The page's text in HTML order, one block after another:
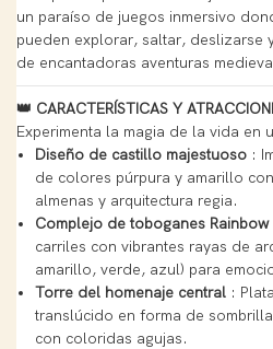
un paraíso de juegos inmersivo
pueden explorar, saltar, deslizarse
de encantadoras aventuras
👑 CARACTERÍSTICAS Y
Experimenta la magia de la vida en
Diseño de castillo majestuoso:
de colores púrpura y amarillo
almenas y arquitectura regia.
Complejo de toboganes Rainbow
carriles con vibrantes rayas de
amarillo, verde, azul) para
Torre del homenaje central:
translúcido en forma de
con coloridas agujas.